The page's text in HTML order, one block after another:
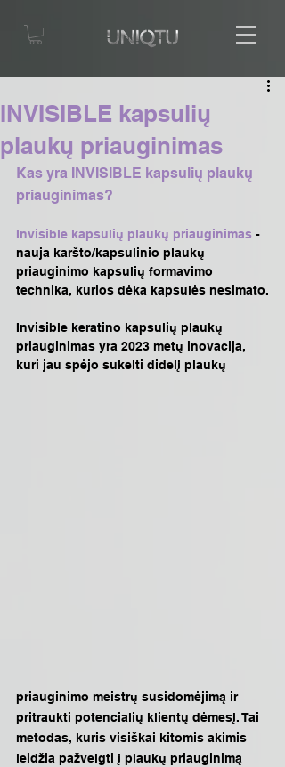
INVISIBLE kapsulių
plaukų priauginimas
Kas yra INVISIBLE kapsulių plaukų
priauginimas?
Invisible kapsulių plaukų priauginimas -
nauja karšto/kapsulinio plaukų
priauginimo kapsulių formavimo
technika, kurios dėka kapsulės nesimato.
Invisible keratino kapsulių plaukų
priauginimas yra 2023 metų inovacija,
kuri jau spėjo sukelti didelį plaukų
priauginimo meistrų susidomėjimą ir
pritraukti potencialių klientų dėmesį. Tai
metodas, kuris visiškai kitomis akimis
leidžia pažvelgti į plaukų priauginimą